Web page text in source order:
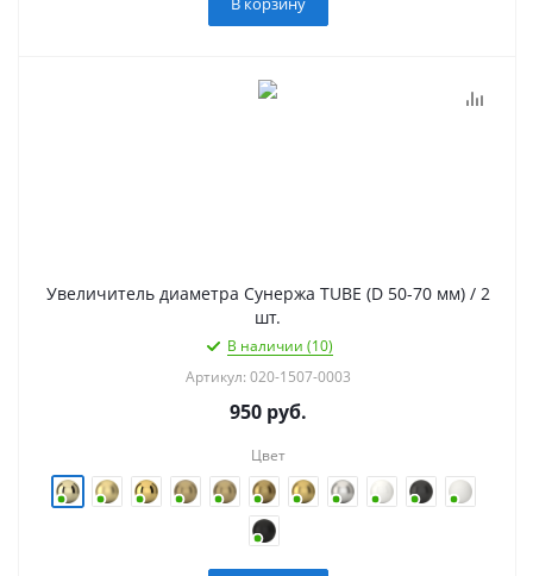
Увеличитель диаметра Сунержа TUBE (D 50-70 мм) / 2
шт.
В наличии (10)
Артикул: 020-1507-0003
950руб.
Цвет